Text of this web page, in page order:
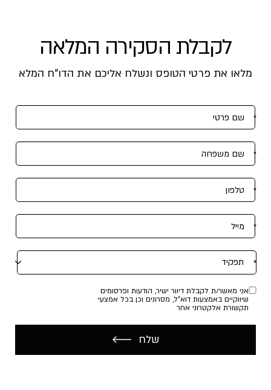
לקבלת הסקירה המלאה
מלאו את פרטי הטופס ונשלח אליכם את הדו"ח המלא
אנא
מלאו
טופס
-
לקבלת
הסקירה
המלאה
אני מאשר/ת לקבלת דיוור ישיר, הודעות ופרסומים
שיווקיים באמצעות דוא"ל, מסרונים וכן בכל אמצעי
תקשורת אלקטרוני אחר
שלח